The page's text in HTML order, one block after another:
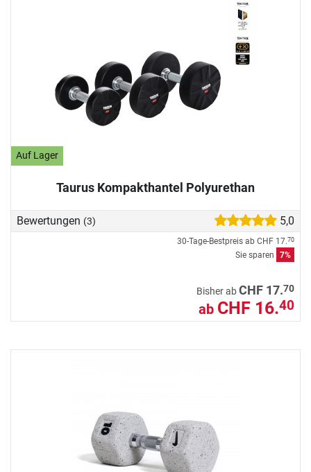
Auf Lager
Taurus Kompakthantel Polyurethan
Bewertungen (3) 5,0
30-Tage-Bestpreis ab CHF 17.70
Sie sparen 7%
Bisher abCHF 17.70
ab CHF 16.40